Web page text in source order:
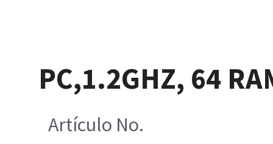
PC,1.2GHZ, 64
Artículo No.